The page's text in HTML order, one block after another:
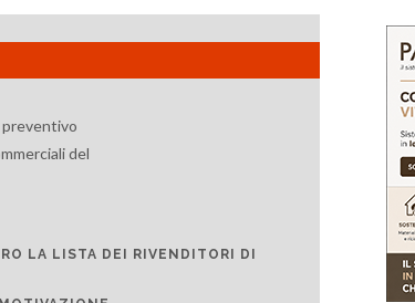
preventivo
del
LA LISTA DEI RIVENDITORI DI